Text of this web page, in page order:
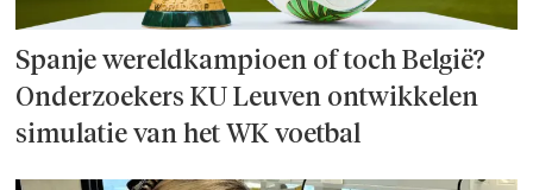
Spanje wereld­kampioen of toch België?
Onderzoek­ers KU Leuven ontwikkelen
simulatie van het WK voetbal